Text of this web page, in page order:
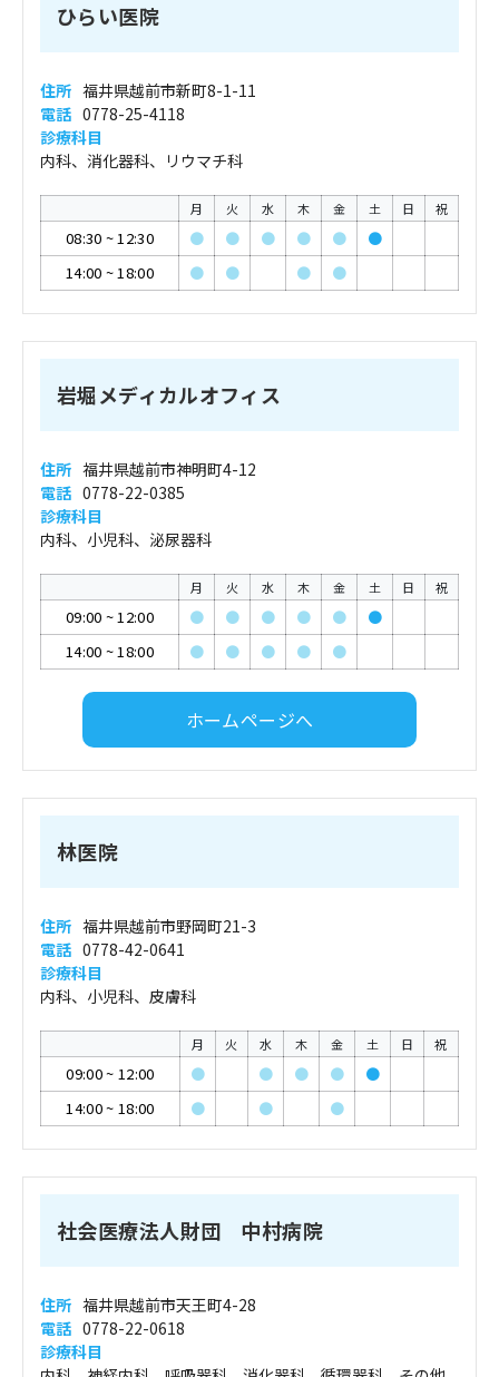
ひらい医院
住所 福井県越前市新町8-1-11
電話 0778-25-4118
診療科目
内科、消化器科、リウマチ科
月 火 水 木 金 土 日 祝
08:30 ~12:30 ● ● ● ● ●
●
14:00 ~18:00 ● ● ● ●
岩堀メディカルオフィス
住所 福井県越前市神明町4-12
電話 0778-22-0385
診療科目
内科、小児科、泌尿器科
月 火 水 木 金 土 日 祝
09:00 ~12:00 ● ● ● ● ●
●
14:00 ~18:00 ● ● ● ● ●
ホームページへ
林医院
住所 福井県越前市野岡町21-3
電話 0778-42-0641
診療科目
内科、小児科、皮膚科
月 火 水 木 金 土 日 祝
09:00~ 12:00 ● ● ● ●
●
14:00~ 18:00 ● ● ●
社会医療法人財団 中村病院
住所 福井県越前市天王町4-28
電話 0778-22-0618
診療科目